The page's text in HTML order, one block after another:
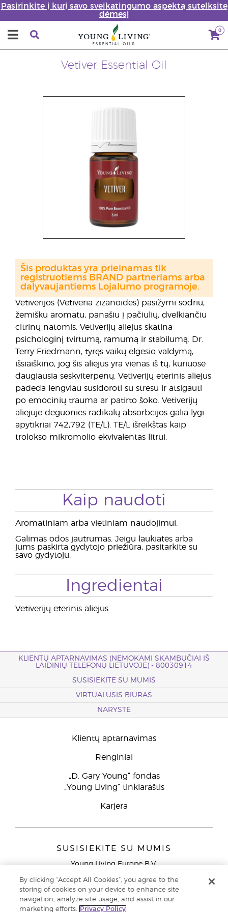
Pasirinkite į kurį savo sveikatingumo aspektą sutelksite
dėmesį
0
Vetiver Essential Oil
Vetiverijos (Vetiveria zizanoides) pasižymi sodriu,
žemišku aromatu, panašiu į pačiulių, dvelkiančiu
citrinų natomis. Vetiverijų aliejus skatina
psichologinį tvirtumą, ramumą ir stabilumą. Dr.
Terry Friedmann, tyręs vaikų elgesio valdymą,
išsiaiškino, jog šis aliejus yra vienas iš tų, kuriuose
daugiausia seskviterpenų. Vetiverijų eterinis aliejus
padeda lengviau susidoroti su stresu ir atsigauti
po emocinių trauma ar patirto šoko. Vetiverijų
aliejuje deguonies radikalų absorbcijos galia lygi
apytikriai 742,792 (TE/L). TE/L išreikštas kaip
trolokso mikromolio ekvivalentas litrui.
Šis produktas yra prieinamas tik
registruotiems BRAND partneriams arba
dalyvaujantiems Lojalumo programoje.
Kaip naudoti
Aromatiniam arba vietiniam naudojimui.
Galimas odos jautrumas. Jeigu laukiatės arba
jums paskirta gydytojo priežiūra, pasitarkite su
savo gydytoju.
Ingredientai
Vetiverijų eterinis aliejus
KLIENTŲ APTARNAVIMAS (NEMOKAMI SKAMBUČIAI IŠ
LAIDINIŲ TELEFONŲ LIETUVOJE) - 80030914
SUSISIEKITE SU MUMIS
VIRTUALUSIS BIURAS
NARYSTĖ
Klientų aptarnavimas
Renginiai
„D. Gary Young“ fondas
„Young Living“ tinklaraštis
Karjera
SUSISIEKITE SU MUMIS
Young Living Europe B.V.
9727 AJ Groningen
Klientų aptarnavimas (nemokami skambučiai iš laidinių
By clicking “Accept All Cookies”, you agree to the
storing of cookies on your device to enhance site
navigation, analyze site usage, and assist in our
marketing efforts.
Privacy Policy